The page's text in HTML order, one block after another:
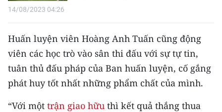
Media Thể thao
Media Giáo dục
Media Y tế
Media Khoa học - Công nghệ
14/08/2023 04:26
Huấn luyện viên Hoàng Anh Tuấn cũng động
viên các học trò vào sân thi đấu với sự tự tin,
tuân thủ đấu pháp của Ban huấn luyện, cố gắng
phát huy tốt nhất những phẩm chất của mình.
“Với một trận giao hữu thì kết quả thắng thua